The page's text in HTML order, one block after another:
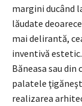
margini ducând
lăudate
mai delirantă,
inventivă
Băneasa sau din
palatele
realizarea